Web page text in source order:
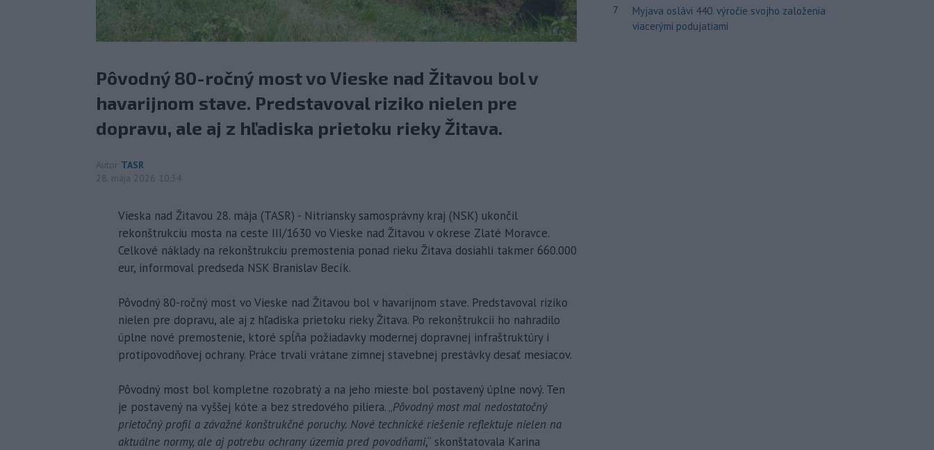
Pôvodný 80-ročný most vo Vieske nad Žitavou bol v
havarijnom stave. Predstavoval riziko nielen pre
dopravu, ale aj z hľadiska prietoku rieky Žitava.
Autor TASR
28. mája 2026 10:34
Vieska nad Žitavou 28. mája (TASR) - Nitriansky samosprávny kraj (NSK) ukončil
rekonštrukciu mosta na ceste III/1630 vo Vieske nad Žitavou v okrese Zlaté Moravce.
Celkové náklady na rekonštrukciu premostenia ponad rieku Žitava dosiahli takmer 660.000
eur, informoval predseda NSK Branislav Becík.
Pôvodný 80-ročný most vo Vieske nad Žitavou bol v havarijnom stave. Predstavoval riziko
nielen pre dopravu, ale aj z hľadiska prietoku rieky Žitava. Po rekonštrukcii ho nahradilo
úplne nové premostenie, ktoré spĺňa požiadavky modernej dopravnej infraštruktúry i
protipovodňovej ochrany. Práce trvali vrátane zimnej stavebnej prestávky desať mesiacov.
Pôvodný most bol kompletne rozobratý a na jeho mieste bol postavený úplne nový. Ten
je postavený na vyššej kóte a bez stredového piliera. „Pôvodný most mal nedostatočný
prietočný profil a závažné konštrukčné poruchy. Nové technické riešenie reflektuje nielen na
aktuálne normy, ale aj potrebu ochrany územia pred povodňami,“ skonštatovala Karina
7
Myjava oslávi 440. výročie svojho založenia
viacerými podujatiami